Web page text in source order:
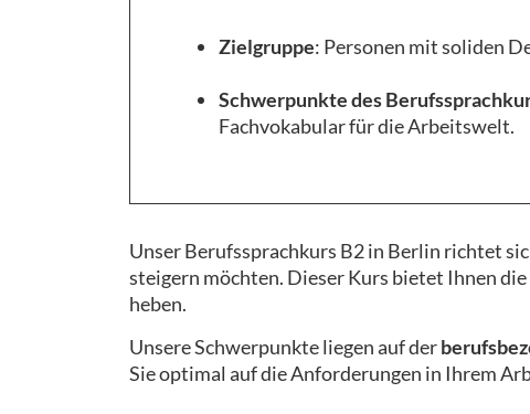
Zielgruppe: Personen mit soliden
Schwerpunkte des
Fachvokabular für die Arbeitswelt.
Unser Berufssprachkurs B2 in Berlin richtet
steigern möchten. Dieser Kurs bietet Ihnen
heben.
Unsere Schwerpunkte liegen auf der
Sie optimal auf die Anforderungen in Ihrem